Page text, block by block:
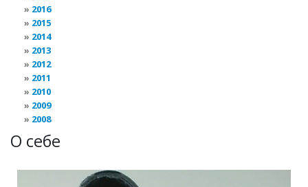
2016
2015
2014
2013
2012
2011
2010
2009
2008
О себе